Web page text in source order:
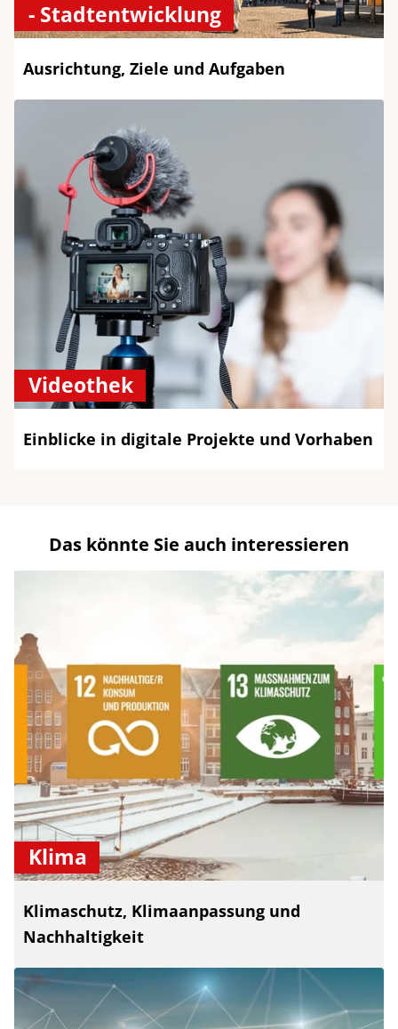
- Stadtentwicklung
Ausrichtung, Ziele und Aufgaben
Videothek
Einblicke in digitale Projekte und Vorhaben
Das könnte Sie auch interessieren
Klima
Klimaschutz, Klimaanpassung und
Nachhaltigkeit